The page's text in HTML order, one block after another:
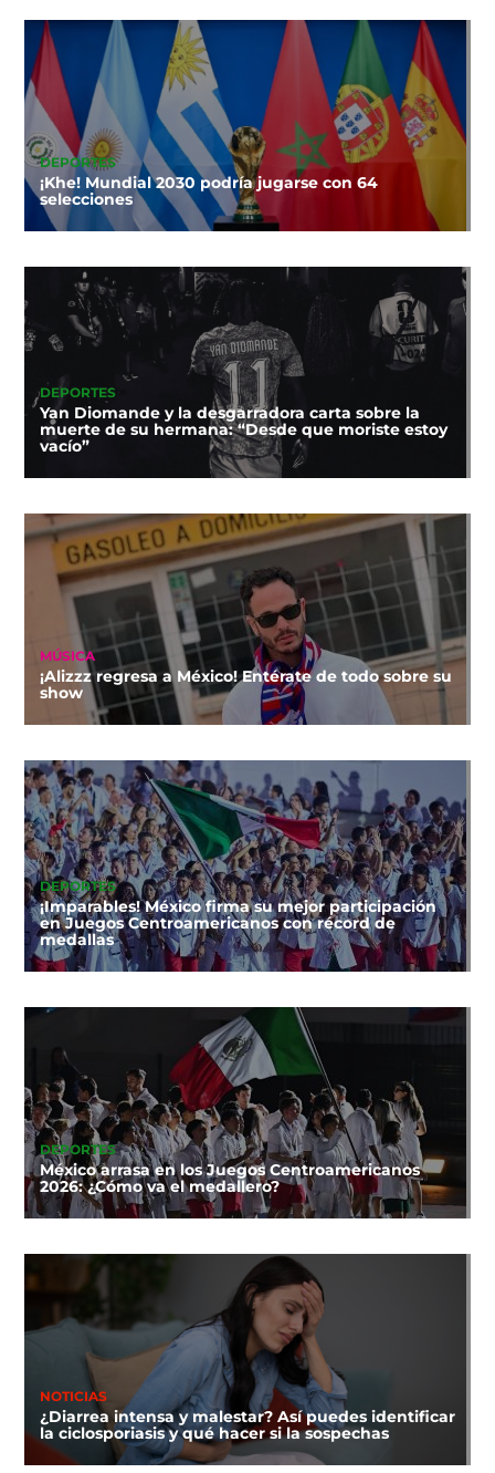
DEPORTES
¡Khe! Mundial 2030 podría jugarse con 64
selecciones
DEPORTES
Yan Diomande y la desgarradora carta sobre la
muerte de su hermana: “Desde que moriste estoy
vacío”
MÚSICA
¡Alizzz regresa a México! Entérate de todo sobre su
show
DEPORTES
¡Imparables! México firma su mejor participación
en Juegos Centroamericanos con récord de
medallas
DEPORTES
México arrasa en los Juegos Centroamericanos
2026: ¿Cómo va el medallero?
NOTICIAS
¿Diarrea intensa y malestar? Así puedes identificar
la ciclosporiasis y qué hacer si la sospechas